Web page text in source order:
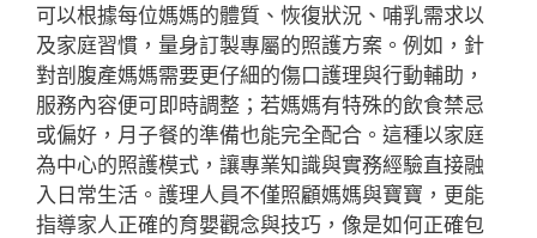
可以根據每位媽媽的體質、恢復狀況、哺乳需求以
及家庭習慣，量身訂製專屬的照護方案。例如，針
對剖腹產媽媽需要更仔細的傷口護理與行動輔助，
服務內容便可即時調整；若媽媽有特殊的飲食禁忌
或偏好，月子餐的準備也能完全配合。這種以家庭
為中心的照護模式，讓專業知識與實務經驗直接融
入日常生活。護理人員不僅照顧媽媽與寶寶，更能
指導家人正確的育嬰觀念與技巧，像是如何正確包